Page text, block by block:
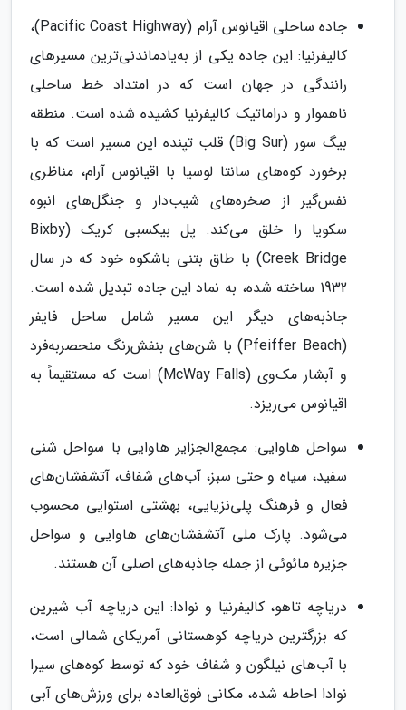
جاده ساحلی اقیانوس آرام (Pacific Coast Highway)،
کالیفرنیا: این جاده یکی از به‌یادماندنی‌ترین مسیرهای
رانندگی در جهان است که در امتداد خط ساحلی
ناهموار و دراماتیک کالیفرنیا کشیده شده است. منطقه
بیگ سور (Big Sur) قلب تپنده این مسیر است که با
برخورد کوه‌های سانتا لوسیا با اقیانوس آرام، مناظری
نفس‌گیر از صخره‌های شیب‌دار و جنگل‌های انبوه
سکویا را خلق می‌کند. پل بیکسبی کریک (Bixby
Creek Bridge) با طاق بتنی باشکوه خود که در سال
1932 ساخته شده، به نماد این جاده تبدیل شده است.
جاذبه‌های دیگر این مسیر شامل ساحل فایفر
(Pfeiffer Beach) با شن‌های بنفش‌رنگ منحصربه‌فرد
و آبشار مک‌وی (McWay Falls) است که مستقیماً به
اقیانوس می‌ریزد.
سواحل هاوایی: مجمع‌الجزایر هاوایی با سواحل شنی
سفید، سیاه و حتی سبز، آب‌های شفاف، آتشفشان‌های
فعال و فرهنگ پلی‌نزیایی، بهشتی استوایی محسوب
می‌شود. پارک ملی آتشفشان‌های هاوایی و سواحل
جزیره مائوئی از جمله جاذبه‌های اصلی آن هستند.
دریاچه تاهو، کالیفرنیا و نوادا: این دریاچه آب شیرین
که بزرگترین دریاچه کوهستانی آمریکای شمالی است،
با آب‌های نیلگون و شفاف خود که توسط کوه‌های سیرا
نوادا احاطه شده، مکانی فوق‌العاده برای ورزش‌های آبی